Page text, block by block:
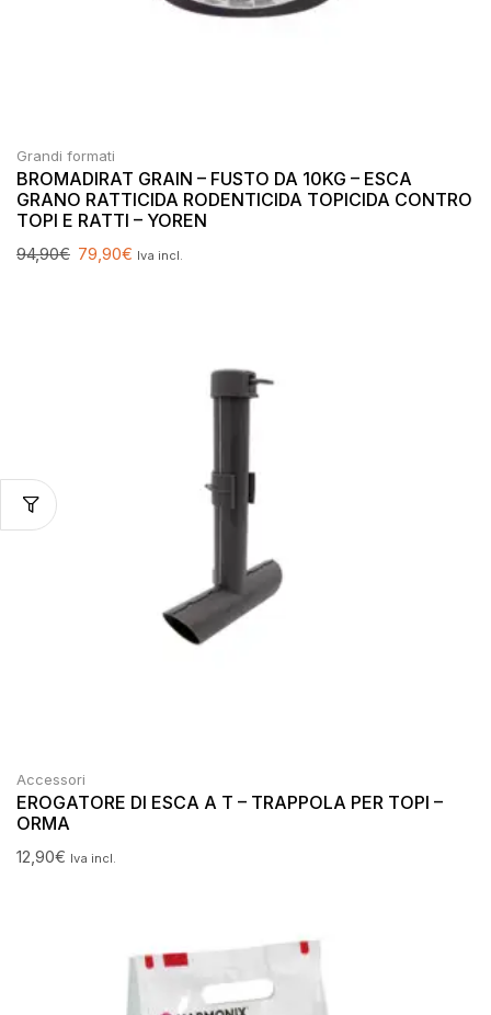
Grandi formati
BROMADIRAT GRAIN – FUSTO DA 10KG – ESCA
GRANO RATTICIDA RODENTICIDA TOPICIDA CONTRO
TOPI E RATTI – YOREN
94,90€ 79,90€ Iva incl.
Accessori
EROGATORE DI ESCA A T – TRAPPOLA PER TOPI –
ORMA
12,90€ Iva incl.